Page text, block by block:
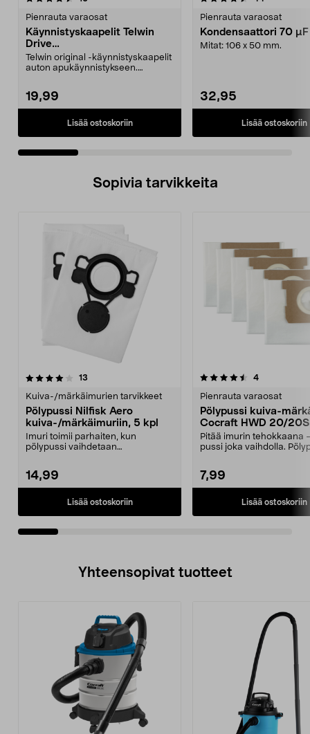
Pienrauta varaosat
Käynnistyskaapelit Telwin
Drive
Mini/9000/13000/1250/150
0/1750, EC5
Telwin original -käynnistyskaapelit
auton apukäynnistykseen.
19,99
Lisää ostoskoriin
Pienrauta varaosat
Kondensaattori 70
Mitat: 106 x 50 mm.
32,95
Lisää ostoskoriin
Sopivia tarvikkeita
13
Kuiva-/märkäimurien tarvikkeet
Pölypussi Nilfisk Aero
kuiva-/märkäimuriin, 5 kpl
Imuri toimii parhaiten, kun
pölypussi vaihdetaan
14,99
Lisää ostoskoriin
4.5viidestä
4arvostelut
Pienrauta varaosat
Pölypussi kuiva-
Cocraft HWD 20/
Pitää imurin tehokkaana
pussi joka vaihdolla.
7,99
Lisää ostoskoriin
4.0viidestä
Yhteensopivat tuotteet